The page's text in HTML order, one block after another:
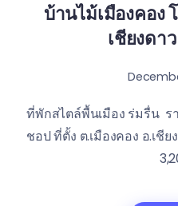
บ้านไม้เมืองคอง
เชียงดา
ที่พักสไตล์พื้นเมือง ร่มรื่น ร
ชอป ที่ตั้ง ต.เมืองคอง อ.เชี